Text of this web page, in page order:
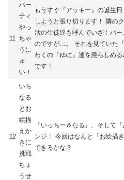
11
パー
ティ
やっ
ちゃ
うに
ゅ
い！
もうすぐ『アッキー』の誕生
しようと張り切ります！ 隣の
活の生徒達も呼んでいざ！バ
のですが…。 それを見ていた
わくの『ゆに』達を懲らしめ
です！
12
いち
なる
とお
絵描
えか
きに
挑戦
ちょ
うせ
『いっちー＆なる』、そして
ンジ！ 今回はなんと『お絵描
できるかな？